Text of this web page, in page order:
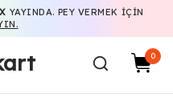
YAYINDA. PEY VERMEK IÇIN
0